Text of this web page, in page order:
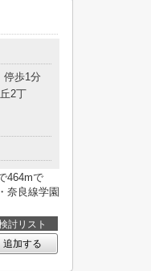
停歩1分
2丁
464mで
奈良線学園
討リスト
追加する